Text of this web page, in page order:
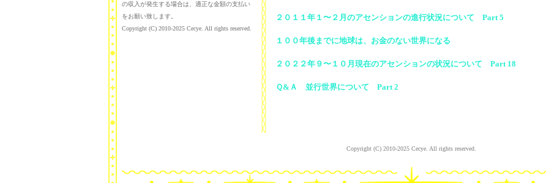
２０１１年１〜２月のアセンションの進行状況について Part 5
１００年後までに地球は、お金のない世界になる
２０２２年９〜１０月現在のアセンションの状況について Part 18
Ｑ&Ａ 並行世界について Part 2
の収入が発生する場合は、適正な金額の支払い
をお願い致します。
Copyright (C) 2010-2025 Cecye. All rights reserved.
Copyright (C) 2010-2025 Cecye. All rights reserved.